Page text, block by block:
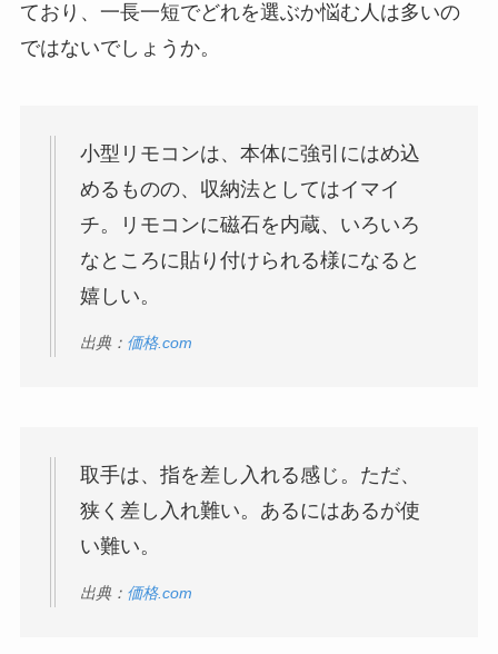
ており、一長一短でどれを選ぶか悩む人は多いの
ではないでしょうか。
小型リモコンは、本体に強引にはめ込
めるものの、収納法としてはイマイ
チ。リモコンに磁石を内蔵、いろいろ
なところに貼り付けられる様になると
嬉しい。
出典： 価格.com
取手は、指を差し入れる感じ。ただ、
狭く差し入れ難い。あるにはあるが使
い難い。
出典： 価格.com